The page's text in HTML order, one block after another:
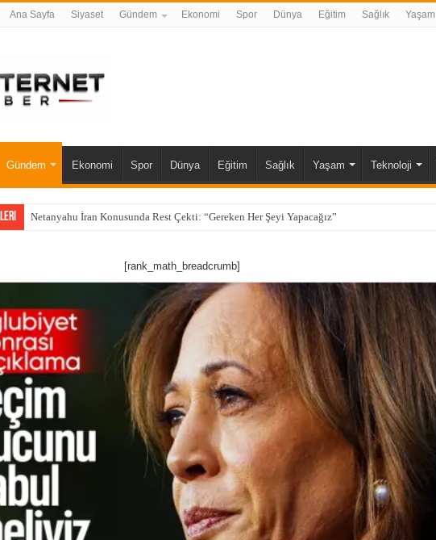
Ana Sayfa Siyaset Gündem Ekonomi Spor Dünya Eğitim Sağlık Yaşam
Gündem Ekonomi Spor Dünya Eğitim Sağlık Yaşam Teknoloji
Netanyahu İran Konusunda Rest Çekti: “Gereken Her Şeyi Yapacağız”
[rank_math_breadcrumb]